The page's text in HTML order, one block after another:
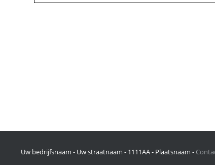
Uw bedrijfsnaam - Uw straatnaam - 1111AA - Plaatsnaam -